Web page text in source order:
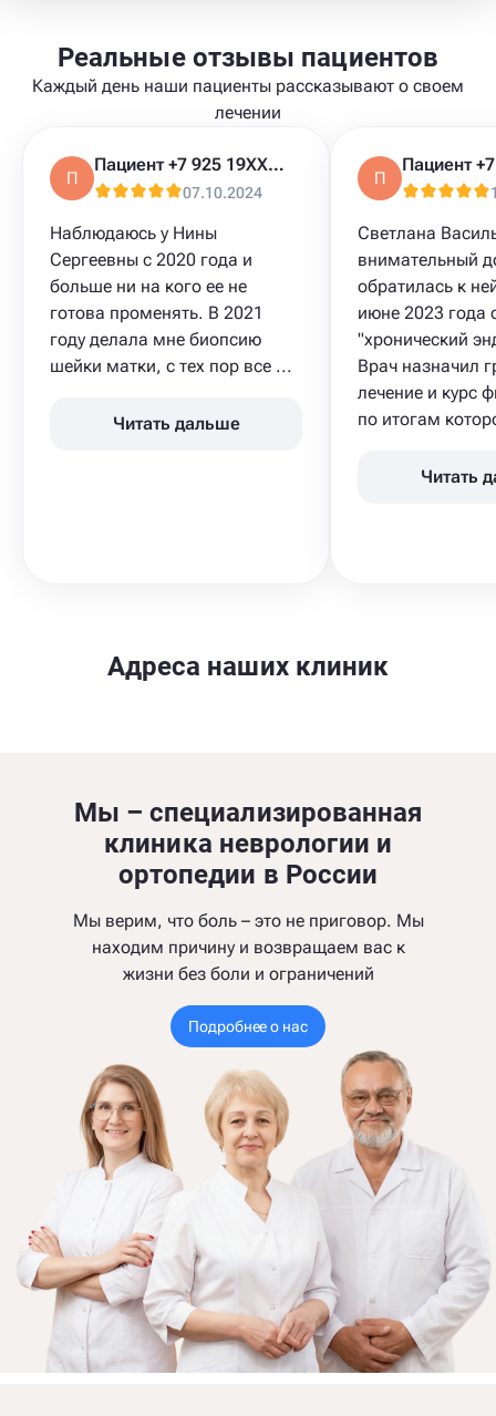
Реальные отзывы пациентов
Каждый день наши пациенты рассказывают о своем
лечении
П
Пациент +7 925 19XXXXX
07.10.2024
Наблюдаюсь у Нины
Сергеевны с 2020 года и
больше ни на кого ее не
готова променять. В 2021
году делала мне биопсию
шейки матки​, с тех пор все ...
Читать дальше
П
Светлана
внимательный
обратилась к
июне 2023 года
"хронический
Врач назначил
лечение и курс
по итогам
Читать
Адреса наших клиник
Мы – специализированная
клиника неврологии и
ортопедии в России
Мы верим, что боль – это не приговор. Мы
находим причину и возвращаем вас к
жизни без боли и ограничений
Подробнее о нас